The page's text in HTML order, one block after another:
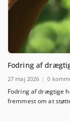
Fodring af
27 maj 2026 0
Fodring af drægtige
fremmest om at